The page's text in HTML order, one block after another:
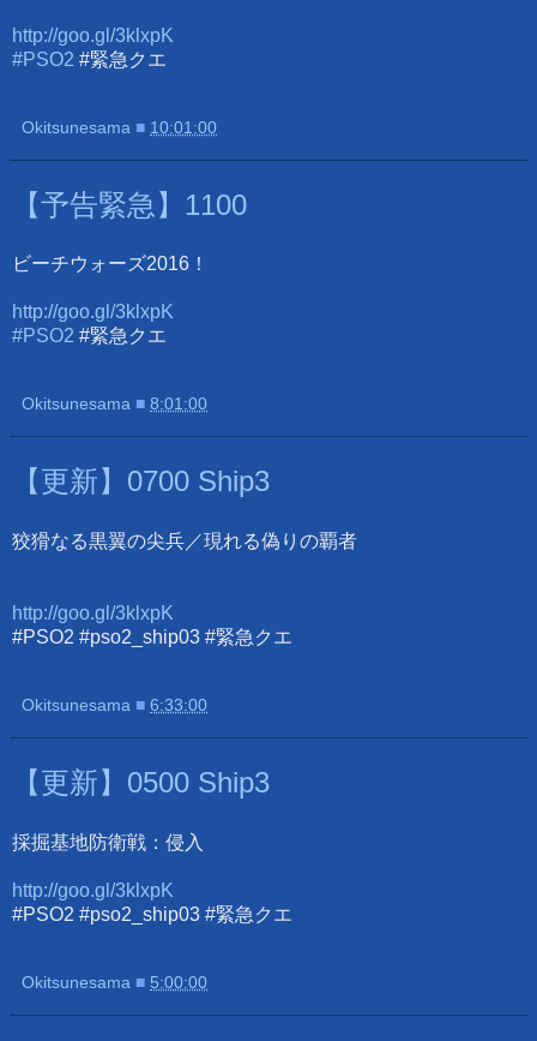
http://goo.gl/3klxpK
#PSO2 #緊急クエ
Okitsunesama ■ 10:01:00
【予告緊急】1100
ビーチウォーズ2016！
http://goo.gl/3klxpK
#PSO2 #緊急クエ
Okitsunesama ■ 8:01:00
【更新】0700 Ship3
狡猾なる黒翼の尖兵／現れる偽りの覇者
http://goo.gl/3klxpK
#PSO2 #pso2_ship03 #緊急クエ
Okitsunesama ■ 6:33:00
【更新】0500 Ship3
採掘基地防衛戦：侵入
http://goo.gl/3klxpK
#PSO2 #pso2_ship03 #緊急クエ
Okitsunesama ■ 5:00:00